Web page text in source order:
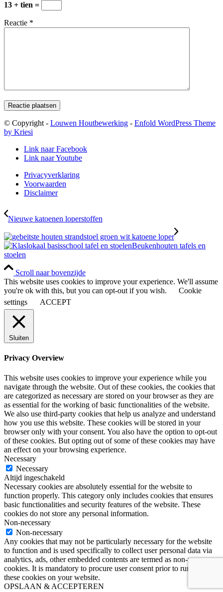
13 + tien =
Reactie *
© Copyright - Louwen Houtbewerking - Enfold WordPress Theme
by Kriesi
Link naar Facebook
Link naar Youtube
Privacyverklaring
Voorwaarden
Disclaimer
Nieuwe katoenen loperstoffen
Beukenhouten tafels en
stoelen
Scroll naar bovenzijde
This website uses cookies to improve your experience. We'll assume
you're ok with this, but you can opt-out if you wish.
Cookie
settings
ACCEPT
Sluiten
Privacy Overview
This website uses cookies to improve your experience while you
navigate through the website. Out of these cookies, the cookies that
are categorized as necessary are stored on your browser as they are
as essential for the working of basic functionalities of the website.
We also use third-party cookies that help us analyze and understand
how you use this website. These cookies will be stored in your
browser only with your consent. You also have the option to opt-out
of these cookies. But opting out of some of these cookies may have
an effect on your browsing experience.
Necessary
Necessary
Altijd ingeschakeld
Necessary cookies are absolutely essential for the website to
function properly. This category only includes cookies that ensures
basic functionalities and security features of the website. These
cookies do not store any personal information.
Non-necessary
Non-necessary
Any cookies that may not be particularly necessary for the website
to function and is used specifically to collect user personal data via
analytics, ads, other embedded contents are termed as non-necessary
cookies. It is mandatory to procure user consent prior to running
these cookies on your website.
OPSLAAN & ACCEPTEREN